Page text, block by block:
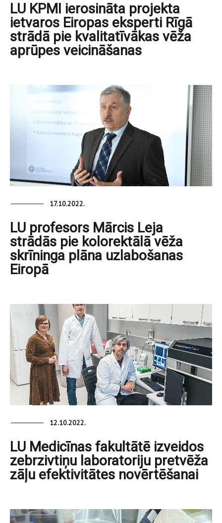
LU KPMI ierosināta projekta
ietvaros Eiropas eksperti Rīgā
strādā pie kvalitatīvākas vēža
aprūpes veicināšanas
17.10.2022.
LU profesors Mārcis Leja
strādās pie kolorektālā vēža
skrīninga plāna uzlabošanas
Eiropā
12.10.2022.
LU Medicīnas fakultātē izveidos
zebrzivtiņu laboratoriju pretvēža
zāļu efektivitātes novērtēšanai